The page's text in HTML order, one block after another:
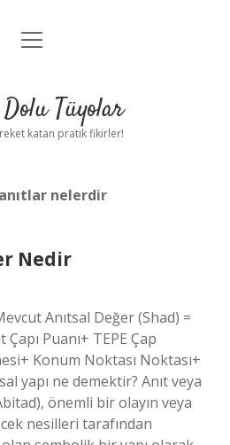
Anasayfa
Uyarı
menüyü
Tüyolar
katan pratik fikirler!
nelerdir
Nedir
Anıtsal Değer (Shad) =
Puanı+ TEPE Çap
Konum Noktası Noktası+
yapı ne demektir? Anıt veya
önemli bir olayın veya
nesilleri tarafından